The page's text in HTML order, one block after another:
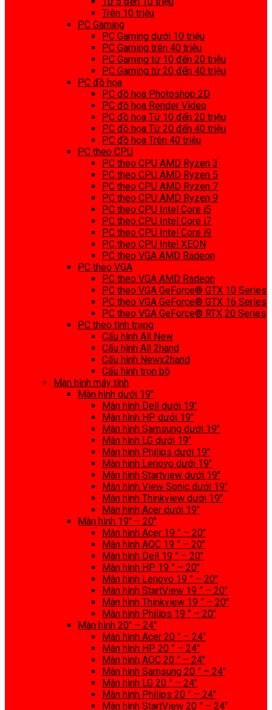
Trên 10 triệu
PC Gaming
PC Gaming dưới 10 triệu
PC Gaming trên 40 triệu
PC Gaming từ 10 đến 20 triệu
PC Gaming từ 20 đến 40 triệu
PC đồ họa
PC đồ họa Photoshop 2D
PC đồ họa Render Video
PC đồ họa Từ 10 đến 20 triệu
PC đồ họa Từ 20 đến 40 triệu
PC đồ họa Trên 40 triệu
PC theo CPU
PC theo CPU AMD Ryzen 3
PC theo CPU AMD Ryzen 5
PC theo CPU AMD Ryzen 7
PC theo CPU AMD Ryzen 9
PC theo CPU Intel Core i5
PC theo CPU Intel Core i7
PC theo CPU Intel Core i9
PC theo CPU Intel XEON
PC theo VGA AMD Radeon
PC theo VGA
PC theo VGA AMD Radeon
PC theo VGA GeForce® GTX 10 Series
PC theo VGA GeForce® GTX 16 Series
PC theo VGA GeForce® RTX 20 Series
PC theo tình trạng
Cấu hình All New
Cấu hình All 2hand
Cấu hình Newx2hand
Cấu hình trọn bộ
Màn hình máy tính
Màn hình dưới 19″
Màn hình Dell dưới 19″
Màn hình HP dưới 19″
Màn hình Samsung dưới 19″
Màn hình LG dưới 19″
Màn hình Philips dưới 19″
Màn hình Lenovo dưới 19″
Màn hình Startview dưới 19″
Màn hình View Sonic dưới 19″
Màn hình Thinkview dưới 19″
Màn hình Acer dưới 19″
Màn hình 19″ – 20″
Màn hình Acer 19 ” – 20″
Màn hình AOC 19 ” – 20″
Màn hình Dell 19 ” – 20″
Màn hình HP 19 ” – 20″
Màn hình Lenovo 19 ” – 20″
Màn hình StartView 19 ” – 20″
Màn hình Thinkview 19 ” – 20″
Màn hình Philips 19 ” – 20″
Màn hình 20″ – 24″
Màn hình Acer 20 ” – 24″
Màn hình HP 20 ” – 24″
Màn hình AOC 20 ” – 24″
Màn hình Samsung 20 ” – 24″
Màn hình LG 20 ” – 24″
Màn hình Philips 20 ” – 24″
Màn hình StartView 20 ” – 24″